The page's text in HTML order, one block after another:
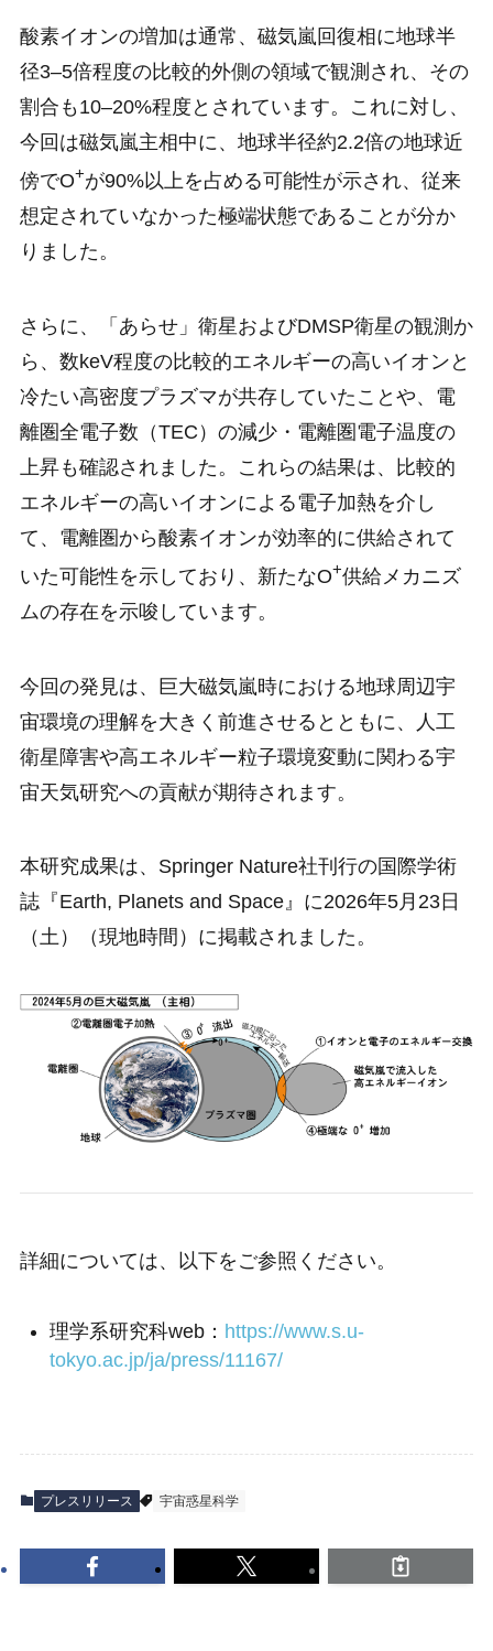
酸素イオンの増加は通常、磁気嵐回復相に地球半
径3–5倍程度の比較的外側の領域で観測され、その
割合も10–20%程度とされています。これに対し、
今回は磁気嵐主相中に、地球半径約2.2倍の地球近
傍でO+が90%以上を占める可能性が示され、従来
想定されていなかった極端状態であることが分か
りました。
さらに、「あらせ」衛星およびDMSP衛星の観測か
ら、数keV程度の比較的エネルギーの高いイオンと
冷たい高密度プラズマが共存していたことや、電
離圏全電子数（TEC）の減少・電離圏電子温度の
上昇も確認されました。これらの結果は、比較的
エネルギーの高いイオンによる電子加熱を介し
て、電離圏から酸素イオンが効率的に供給されて
いた可能性を示しており、新たなO+供給メカニズ
ムの存在を示唆しています。
今回の発見は、巨大磁気嵐時における地球周辺宇
宙環境の理解を大きく前進させるとともに、人工
衛星障害や高エネルギー粒子環境変動に関わる宇
宙天気研究への貢献が期待されます。
本研究成果は、Springer Nature社刊行の国際学術
誌『Earth, Planets and Space』に2026年5月23日
（土）（現地時間）に掲載されました。
詳細については、以下をご参照ください。
理学系研究科web： https://www.s.u-
tokyo.ac.jp/ja/press/11167/
プレスリリース 宇宙惑星科学